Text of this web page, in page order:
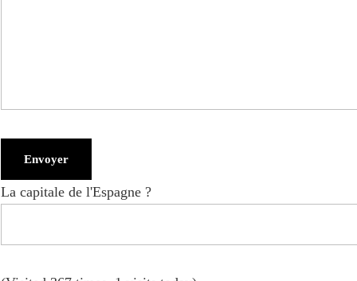
La capitale de l'Espagne ?